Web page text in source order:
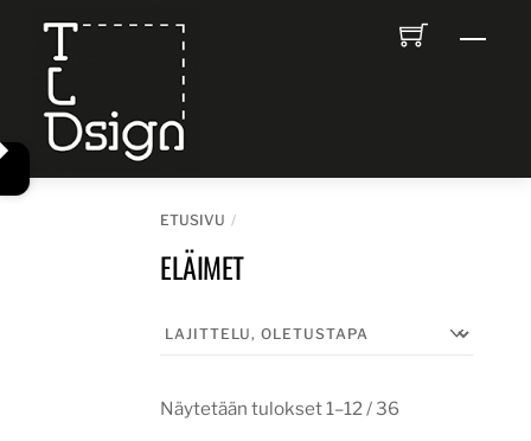
content
ETUSIVU
ELÄIMET
Näytetään tulokset 1–12 / 36